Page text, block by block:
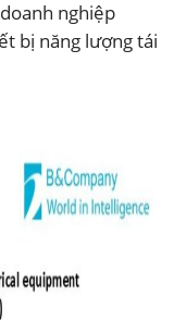
nghiệp
bị năng lượng tái